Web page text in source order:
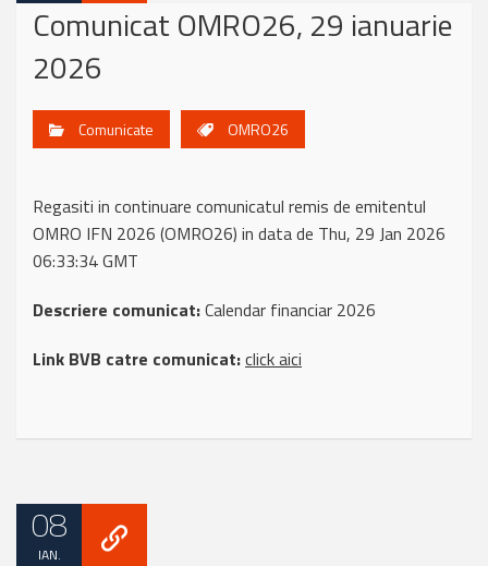
Comunicat OMRO26, 29 ianuarie
2026
Comunicate OMRO26
Regasiti in continuare comunicatul remis de emitentul
OMRO IFN 2026 (OMRO26) in data de Thu, 29 Jan 2026
06:33:34 GMT
Descriere comunicat:Calendar financiar 2026
Link BVB catre comunicat:click aici
08
IAN.